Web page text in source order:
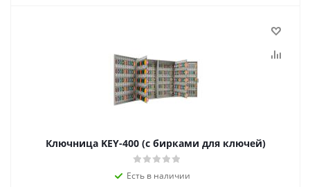
Ключница KEY-400 (с бирками для ключей)
Есть в наличии